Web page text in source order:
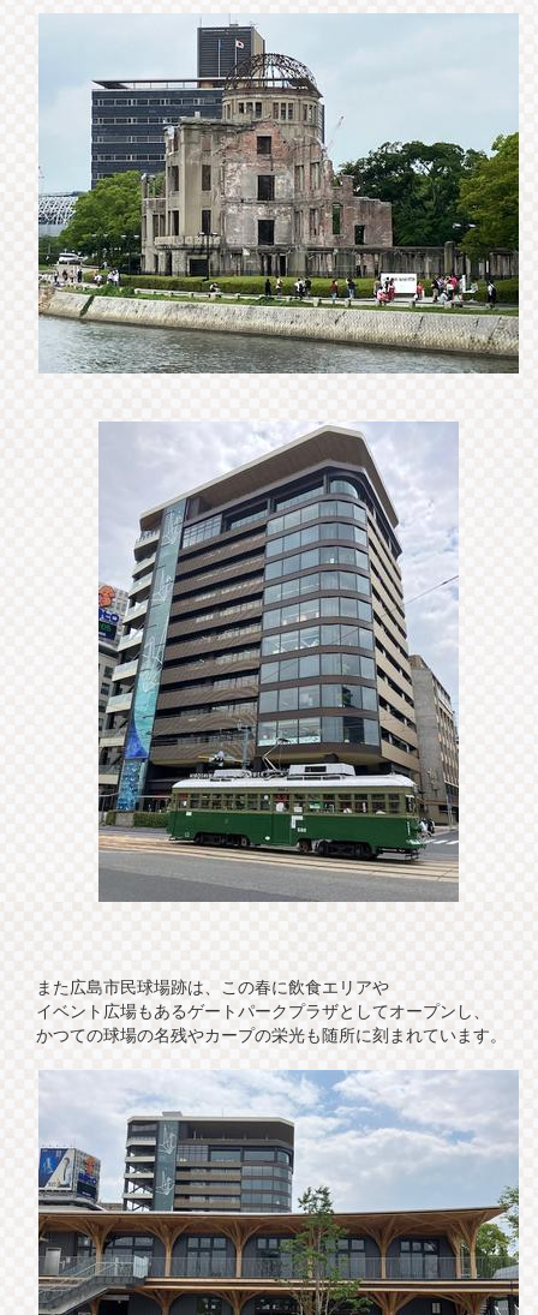
また広島市民球場跡は、この春に飲食エリアや
イベント広場もあるゲートパークプラザとしてオープンし、
かつての球場の名残やカープの栄光も随所に刻まれています。